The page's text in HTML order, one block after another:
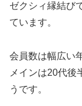
ゼクシィ縁結び
ています。
会員数は幅広い
メインは20代後
うです。